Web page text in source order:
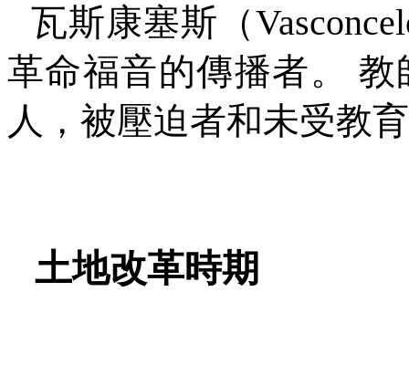
瓦斯康塞斯（
革命福音的傳播者。
教
人，被壓迫者和未受教
土地改革時期